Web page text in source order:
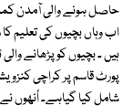
حاصل ہونے والی آمدن
ہیں ۔ بچیوں کو پڑھانے
پورٹ قاسم پر کراچی
شامل کیا گیاہے۔ اُنھوں نے